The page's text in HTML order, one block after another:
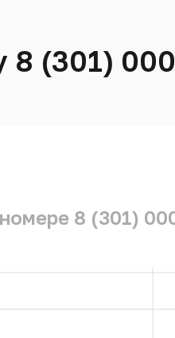
8 (301)
8 (301)